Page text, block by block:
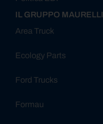
IL GRUPPO MAURELLI
Area Truck
Ecology Parts
Ford Trucks
Formau